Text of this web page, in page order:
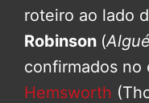
roteiro ao lado
Robinson (
confirmados no
Hemsworth